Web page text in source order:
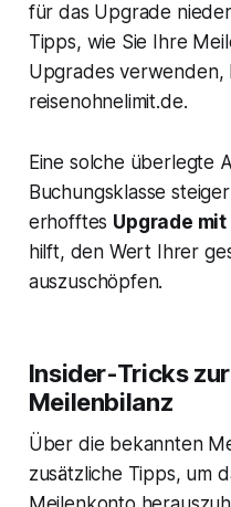
für das Upgrade
Tipps, wie Sie Ihre
Upgrades verwenden,
reisenohnelimit.de.
Eine solche überlegte
Buchungsklasse
erhofftes Upgrade
hilft, den Wert Ihrer
auszuschöpfen.
Insider-Tricks
Meilenbilanz
Über die bekannten
zusätzliche Tipps, um